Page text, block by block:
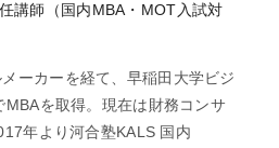
講師（国内MBA・MOT入試対
ーカーを経て、早稲田大学ビジ
MBAを取得。現在は財務コンサ
年より河合塾KALS 国内